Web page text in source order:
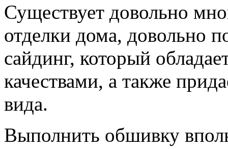
Существует довольно
отделки дома, довольно
сайдинг, который
качествами, а также
вида.
Выполнить обшивку